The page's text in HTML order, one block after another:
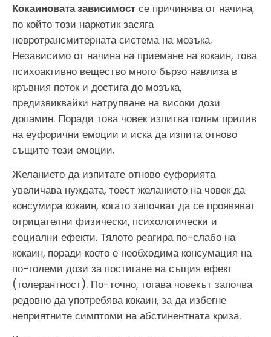
Кокаиновата зависимост се причинява от начина,
по който този наркотик засяга
невротрансмитерната система на мозъка.
Независимо от начина на приемане на кокаин, това
психоактивно вещество много бързо навлиза в
кръвния поток и достига до мозъка,
предизвиквайки натрупване на високи дози
допамин. Поради това човек изпитва голям прилив
на еуфорични емоции и иска да изпита отново
същите тези емоции.
Желанието да изпитате отново еуфорията
увеличава нуждата, тоест желанието на човек да
консумира кокаин, когато започват да се проявяват
отрицателни физически, психологически и
социални ефекти. Тялото реагира по-слабо на
кокаин, поради което е необходима консумация на
по-големи дози за постигане на същия ефект
(толерантност). По-точно, тогава човекът започва
редовно да употребява кокаин, за да избегне
неприятните симптоми на абстинентната криза.